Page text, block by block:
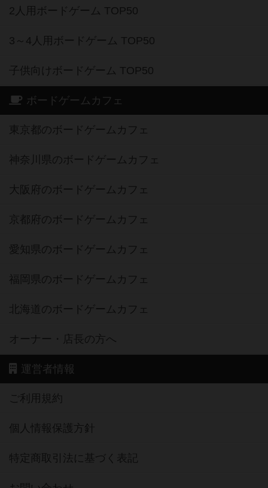
2人用ボードゲーム TOP50
3～4人用ボードゲーム TOP50
子供向けボードゲーム TOP50
ボードゲームカフェ
東京都のボードゲームカフェ
神奈川県のボードゲームカフェ
大阪府のボードゲームカフェ
京都府のボードゲームカフェ
愛知県のボードゲームカフェ
福岡県のボードゲームカフェ
北海道のボードゲームカフェ
オーナー・店長の方へ
運営者情報
ご利用規約
個人情報保護方針
特定商取引法に基づく表記